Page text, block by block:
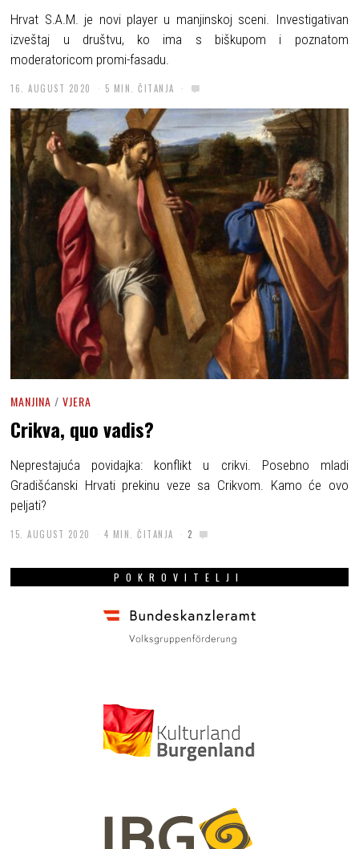
Hrvat S.A.M. je novi player u manjinskoj sceni. Investigativan
izveštaj u društvu, ko ima s biškupom i poznatom
moderatoricom promi-fasadu.
16. AUGUST 2020 5 MIN. ČITANJA
MANJINA / VJERA
Crikva, quo vadis?
Neprestajuća povidajka: konflikt u crikvi. Posebno mladi
Gradišćanski Hrvati prekinu veze sa Crikvom. Kamo će ovo
peljati?
15. AUGUST 2020 4 MIN. ČITANJA 2
POKROVITELJI